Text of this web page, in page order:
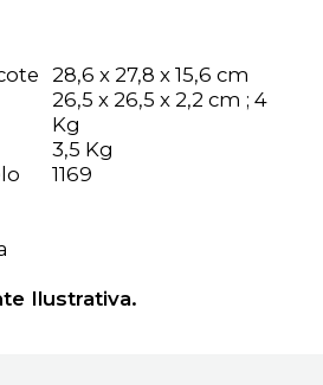
28,6 x 27,8 x 15,6 cm
26,5 x 26,5 x 2,2 cm ; 4
Kg
3,5 Kg
1169
Ilustrativa.